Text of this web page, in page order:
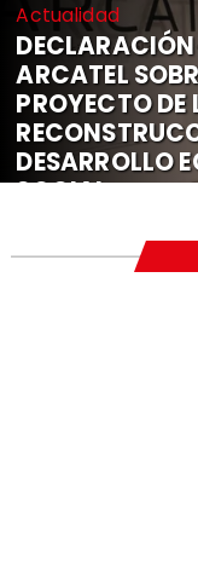
Actualidad
ARCATEL
PROYECTO DE
DESARROLLO
SOCIAL